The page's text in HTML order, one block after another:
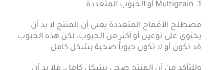
1. Multigrain أو الحبوب المتعددة
مصطلح الأقماح المتعددة يعني أن المنتج لا بد أن
يحتوي على نوعين أو أكثر من الحبوب، لكن هذه الحبوب
قد تكون أو لا تكون حبوباً صحية بشكل كامل.